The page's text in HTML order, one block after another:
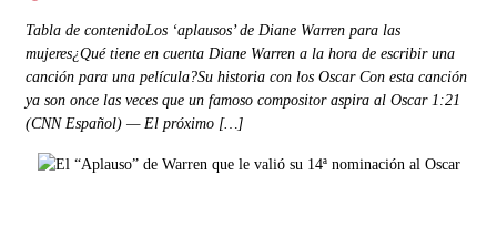
Tabla de contenidoLos ‘aplausos’ de Diane Warren para las
mujeres¿Qué tiene en cuenta Diane Warren a la hora de escribir una
canción para una película?Su historia con los Oscar Con esta canción
ya son once las veces que un famoso compositor aspira al Oscar 1:21
(CNN Español) — El próximo […]